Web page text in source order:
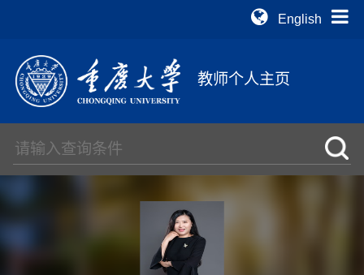
English
教师个人主页